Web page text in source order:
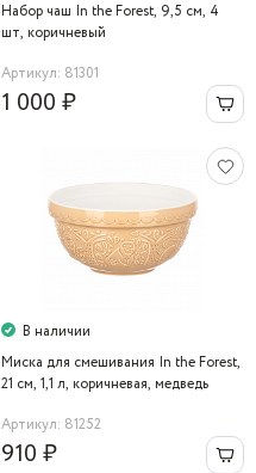
Набор чаш In the Forest, 9,5 см, 4
шт, коричневый
Артикул: 81301
1 000 ₽
В наличии
Миска для смешивания In the Forest,
21 см, 1,1 л, коричневая, медведь
Артикул: 81252
910 ₽